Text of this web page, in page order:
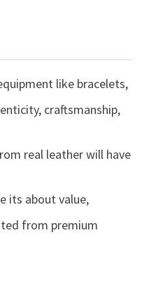
like bracelets,
craftsmanship,
real leather will have
its about value,
from premium